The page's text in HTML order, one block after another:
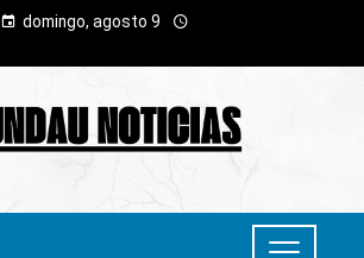
domingo, agosto 9